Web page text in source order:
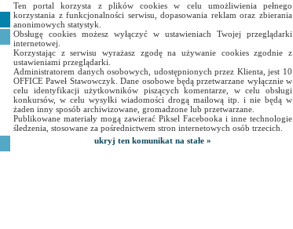
Ten portal korzysta z plików cookies w celu umożliwienia pełnego
korzystania z funkcjonalności serwisu, dopasowania reklam oraz zbierania
anonimowych statystyk.
Obsługę cookies możesz wyłączyć w ustawieniach Twojej przeglądarki
internetowej.
Korzystając z serwisu wyrażasz zgodę na używanie cookies zgodnie z
ustawieniami przeglądarki.
Administratorem danych osobowych, udostępnionych przez Klienta, jest 10
OFFICE Paweł Stawowczyk. Dane osobowe będą przetwarzane wyłącznie w
celu identyfikacji użytkowników piszących komentarze, w celu obsługi
konkursów, w celu wysyłki wiadomości drogą mailową itp. i nie będą w
żaden inny sposób archiwizowane, gromadzone lub przetwarzane.
Publikowane materiały mogą zawierać Piksel Facebooka i inne technologie
śledzenia, stosowane za pośrednictwem stron internetowych osób trzecich.
ukryj ten komunikat na stałe »